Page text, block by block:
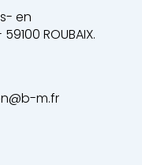
en
ROUBAIX.
m.fr